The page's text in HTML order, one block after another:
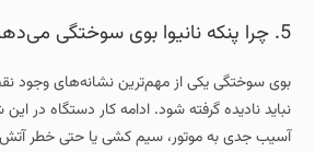
5. چرا پنکه نانیوا بوی سوختگی می‌دهد؟
بوی سوختگی یکی از مهم‌ترین نشانه‌های وجود
نباید نادیده گرفته شود. ادامه کار دستگاه در
آسیب جدی به موتور، سیم‌ کشی یا حتی خطر